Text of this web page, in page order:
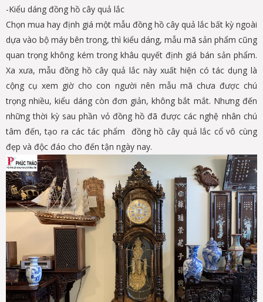
-Kiểu dáng đồng hồ cây quả lắc
Chọn mua hay định giá một mẫu đồng hồ cây quả lắc bất kỳ ngoài
dựa vào bộ máy bên trong, thì kiểu dáng, mẫu mã sản phẩm cũng
quan trọng không kém trong khâu quyết định giá bán sản phẩm.
Xa xưa, mẫu đồng hồ cây quả lắc này xuất hiện có tác dụng là
cộng cụ xem giờ cho con người nên mẫu mã chưa được chú
trọng nhiều, kiểu dáng còn đơn giản, không bắt mắt. Nhưng đến
những thời kỳ sau phần vỏ đồng hồ đã được các nghệ nhân chú
tâm đến, tạo ra các tác phẩm đồng hồ cây quả lắc cổ vô cùng
đẹp và độc đáo cho đến tận ngày nay.